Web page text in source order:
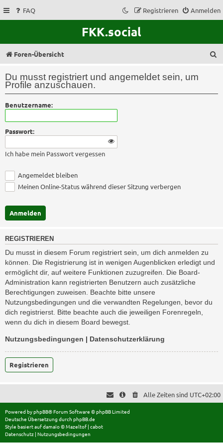
FAQ Anmelden
Registrieren
FKK.social
Foren-Übersicht
h
Du musst registriert und angemeldet sein, um
Profile anzuschauen.
Benutzername:
Passwort:
Ich habe mein Passwort vergessen
Angemeldet bleiben
Meinen Online-Status während dieser Sitzung verbergen
REGISTRIEREN
Du musst in diesem Forum registriert sein, um dich anmelden zu
können. Die Registrierung ist in wenigen Augenblicken erledigt und
ermöglicht dir, auf weitere Funktionen zuzugreifen. Die Board-
Administration kann registrierten Benutzern auch zusätzliche
Berechtigungen zuweisen. Beachte bitte unsere
Nutzungsbedingungen und die verwandten Regelungen, bevor du
dich registrierst. Bitte beachte auch die jeweiligen Forenregeln,
wenn du dich in diesem Board bewegst.
Nutzungsbedingungen | Datenschutzerklärung
Registrieren
Alle Zeiten sind UTC+02:00
Powered byphpBB® Forum Software © phpBB Limited
Deutsche Übersetzung durch phpBB.de
Style basiert aufdamaïo ©Mazeltof | cabot
Datenschutz | Nutzungsbedingungen